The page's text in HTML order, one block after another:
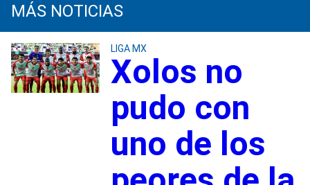
MÁS NOTICIAS
LIGA MX
Xolos no
pudo con
uno de los